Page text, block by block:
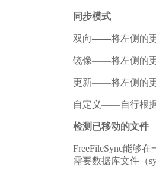
同步模式
双向——将左侧的
镜像——将左侧的
更新——将左侧的
自定义——自行根
检测已移动的文件
FreeFileSync能够
需要数据库文件（